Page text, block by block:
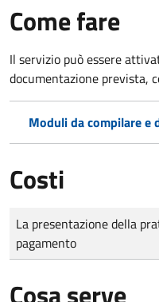
Come fare
Il servizio può essere
documentazione prevista,
Moduli da compilare e
Costi
Tipo di pagamento
Importo
La presentazione della
pagamento